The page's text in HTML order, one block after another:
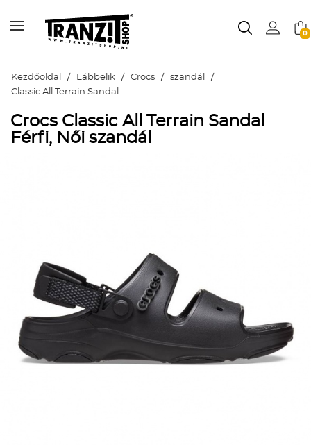
0
Kezdőoldal / Lábbelik / Crocs / szandál /
Classic All Terrain Sandal
Crocs Classic All Terrain Sandal
Férfi, Női szandál